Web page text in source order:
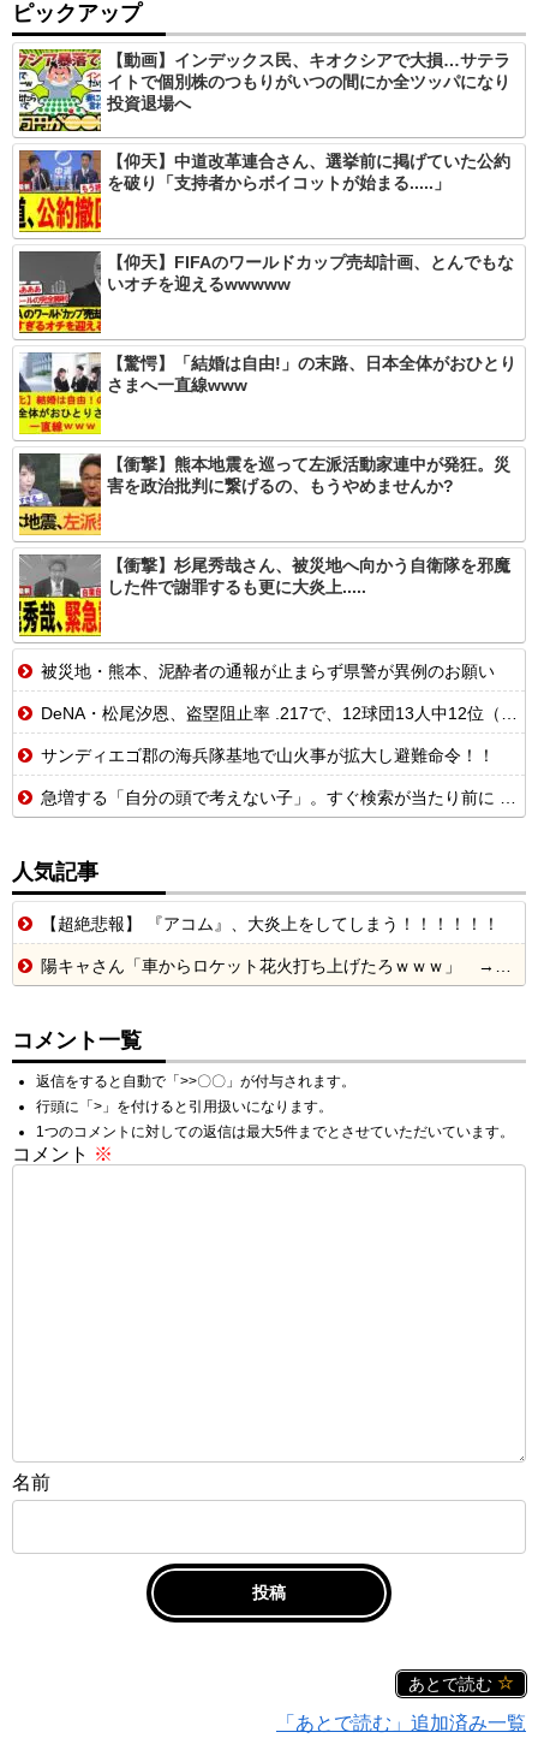
ピックアップ
【動画】インデックス民、キオクシアで大損…サテラ
イトで個別株のつもりがいつの間にか全ツッパになり
投資退場へ
【仰天】中道改革連合さん、選挙前に掲げていた公約
を破り「支持者からボイコットが始まる.....」
【仰天】FIFAのワールドカップ売却計画、とんでもな
いオチを迎えるwwwww
【驚愕】「結婚は自由!」の末路、日本全体がおひとり
さまへ一直線www
【衝撃】熊本地震を巡って左派活動家連中が発狂。災
害を政治批判に繋げるの、もうやめませんか?
【衝撃】杉尾秀哉さん、被災地へ向かう自衛隊を邪魔
した件で謝罪するも更に大炎上.....
被災地・熊本、泥酔者の通報が止まらず県警が異例のお願い
DeNA・松尾汐恩、盗塁阻止率 .217で、12球団13人中12位（8月5日現在）
サンディエゴ郡の海兵隊基地で山火事が拡大し避難命令！！
急増する「自分の頭で考えない子」。すぐ検索が当たり前に 「タイパ」至上主義
人気記事
【超絶悲報】 『アコム』、大炎上をしてしまう！！！！！！
陽キャさん「車からロケット花火打ち上げたろｗｗｗ」 → サンルーフが閉まっていて無事車内に発射
コメント一覧
返信をすると自動で「>>〇〇」が付与されます。
行頭に「>」を付けると引用扱いになります。
1つのコメントに対しての返信は最大5件までとさせていただいています。
コメント ※
名前
あとで読む
「あとで読む」追加済み一覧